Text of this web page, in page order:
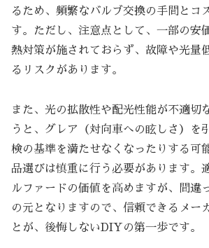
るため、頻繁なバルブ交換の手間とコ
す。ただし、注意点として、一部の安
熱対策が施されておらず、故障や光量
るリスクがあります。
また、光の拡散性や配光性能が不適切
うと、グレア（対向車への眩しさ）を
検の基準を満たせなくなったりする可
品選びは慎重に行う必要があります。
ルファードの価値を高めますが、間違
の元となりますので、信頼できるメー
とが、後悔しないDIYの第一歩です。